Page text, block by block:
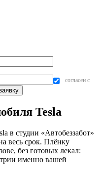
согласен с
Tesla
в студии «Автобеззабот»
весь срок. Плёнку
без готовых лекал:
именно вашей